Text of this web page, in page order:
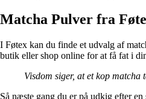
Matcha Pulver fra
I Føtex kan du finde et udvalg af
butik eller shop online for at få fat i
Visdom siger, at et kop
Så næste gang du er på udkig efter